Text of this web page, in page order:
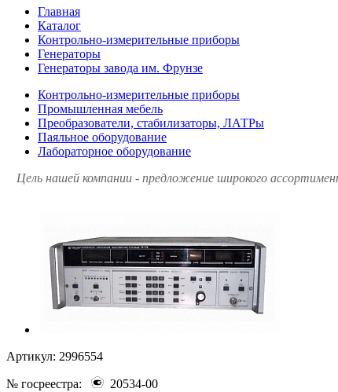
Главная
Каталог
Контрольно-измерительные приборы
Генераторы
Генераторы завода им. Фрунзе
Контрольно-измерительные приборы
Промышленная мебель
Преобразователи, стабилизаторы, ЛАТРы
Паяльное оборудование
Лабораторное оборудование
Цель нашей компании - предложение широкого
Артикул: 2996554
№ госреестра: 20534-00